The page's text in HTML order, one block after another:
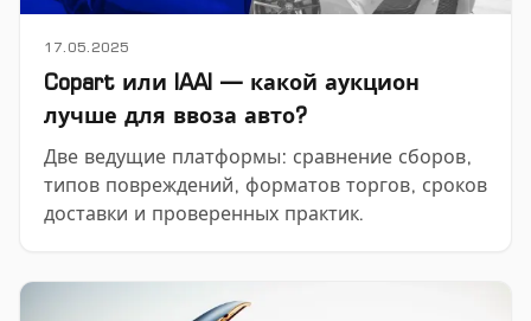
17.05.2025
Copart или IAAI — какой аукцион
лучше для ввоза авто?
Две ведущие платформы: сравнение сборов,
типов повреждений, форматов торгов, сроков
доставки и проверенных практик.